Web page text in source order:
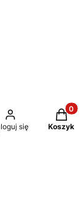
się Koszyk